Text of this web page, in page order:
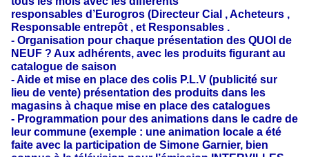
responsables d’Eurogros (Directeur Cial , Acheteurs ,
Responsable entrepôt , et Responsables .
- Organisation pour chaque présentation des QUOI de
NEUF ? Aux adhérents, avec les produits figurant au
catalogue de saison
- Aide et mise en place des colis P.L.V (publicité sur
lieu de vente) présentation des produits dans les
magasins à chaque mise en place des catalogues
- Programmation pour des animations dans le cadre de
leur commune (exemple : une animation locale a été
faite avec la participation de Simone Garnier, bien